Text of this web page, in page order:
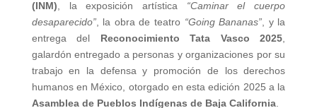
(INM) , la exposición artística “Caminar el cuerpo
desaparecido”, la obra de teatro “Going Bananas” , y la
entrega del Reconocimiento Tata Vasco 2025
galardón entregado a personas y organizaciones por su
trabajo en la defensa y promoción de los derechos
humanos en México, otorgado en esta edición 2025 a la
Asamblea de Pueblos Indígenas de Baja California.